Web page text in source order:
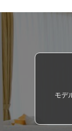
モデ